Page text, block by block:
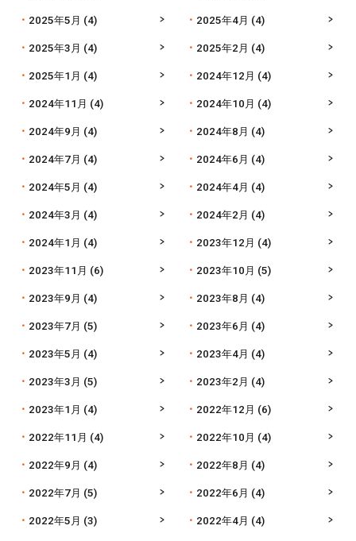
2025年5月 (4) 2025年4月 (4)
2025年3月 (4) 2025年2月 (4)
2025年1月 (4) 2024年12月 (4)
2024年11月 (4) 2024年10月 (4)
2024年9月 (4) 2024年8月 (4)
2024年7月 (4) 2024年6月 (4)
2024年5月 (4) 2024年4月 (4)
2024年3月 (4) 2024年2月 (4)
2024年1月 (4) 2023年12月 (4)
2023年11月 (6) 2023年10月 (5)
2023年9月 (4) 2023年8月 (4)
2023年7月 (5) 2023年6月 (4)
2023年5月 (4) 2023年4月 (4)
2023年3月 (5) 2023年2月 (4)
2023年1月 (4) 2022年12月 (6)
2022年11月 (4) 2022年10月 (4)
2022年9月 (4) 2022年8月 (4)
2022年7月 (5) 2022年6月 (4)
2022年5月 (3) 2022年4月 (4)